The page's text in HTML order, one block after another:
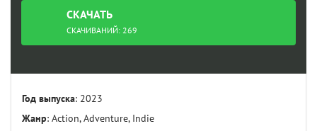
СКАЧАТЬ
ТОРРЕНТ
СКАЧИВАНИЙ: 269
Год выпуска: 2023
Жанр: Action, Adventure, Indie